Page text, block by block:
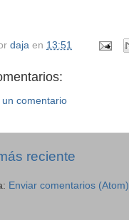
daja en 13:51
un comentario
reciente
Enviar comentarios (Atom)